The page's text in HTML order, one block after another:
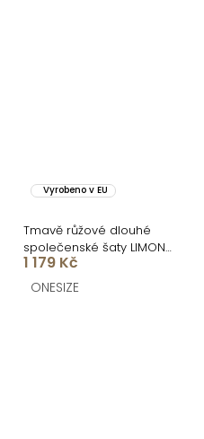
Vyrobeno v EU
Tmavě růžové dlouhé
společenské šaty LIMONA
s průstřihy
1 179 Kč
ONESIZE